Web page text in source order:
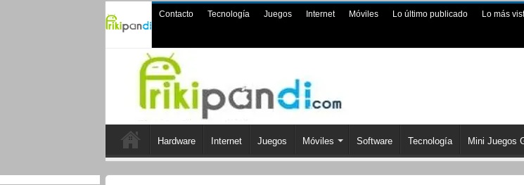
Contacto Tecnología Juegos Internet Móviles Lo último publicado Lo más
Hardware Internet Juegos Móviles Software Tecnología Mini Juegos